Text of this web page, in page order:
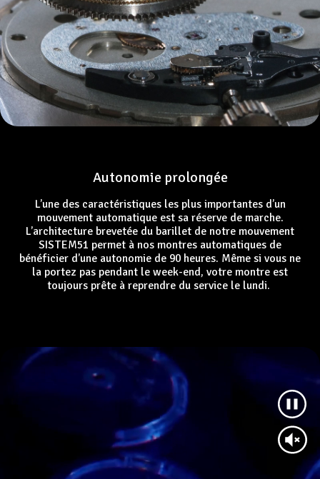
Autonomie prolongée
L’une des caractéristiques les plus importantes d’un
mouvement automatique est sa réserve de marche.
L’architecture brevetée du barillet de notre mouvement
SISTEM51 permet à nos montres automatiques de
bénéficier d’une autonomie de 90 heures. Même si vous ne
la portez pas pendant le week-end, votre montre est
toujours prête à reprendre du service le lundi.